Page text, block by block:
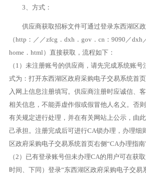
3、方式：
供应商获取招标文件可通过登录东西湖区
（http：／／zfcg．dxh．gov．cn：9090／dxh
home．html）直接获取，流程如下：
（1）未注册账号的供应商，请先完成系统账
式为：打开东西湖区政府采购电子交易系统首
入网上信息注册填写。供应商注册时应诚信、
相关信息，不能弄虚作假或假冒他人名义。否
有关规定进行处理，并在有关网站上公示，由
己承担。注册完成后可进行CA锁办理，办理细
区政府采购电子交易系统首页右侧“CA办理指南
（2）已有登录账号但未办理CA的用户可在获
时间、下同）登录“东西湖区政府采购电子交易